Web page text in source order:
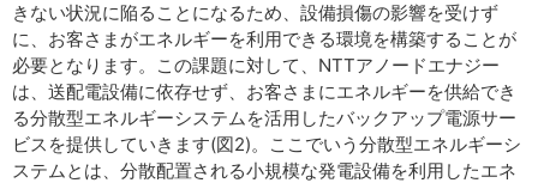
きない状況に陥ることになるため、設備損傷の影響を受けず
に、お客さまがエネルギーを利用できる環境を構築することが
必要となります。この課題に対して、NTTアノードエナジー
は、送配電設備に依存せず、お客さまにエネルギーを供給でき
る分散型エネルギーシステムを活用したバックアップ電源サー
ビスを提供していきます(図2)。ここでいう分散型エネルギーシ
ステムとは、分散配置される小規模な発電設備を利用したエネ